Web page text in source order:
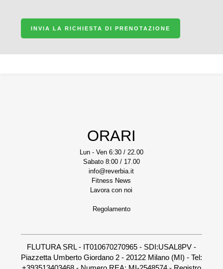
INVIA LA RICHIESTA DI PRENOTAZIONE
ORARI
Lun - Ven 6:30 / 22.00
Sabato 8:00 / 17.00
info@reverbia.it
Fitness News
Lavora con noi
Regolamento
FLUTURA SRL - IT010670270965 - SDI:USAL8PV -
Piazzetta Umberto Giordano 2 - 20122 Milano (MI) - Tel: